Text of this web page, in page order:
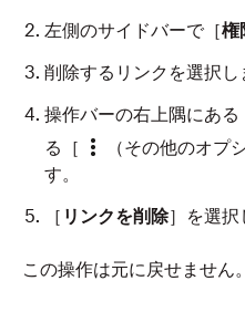
左側のサイドバーで［権
削除するリンクを選択し
操作バーの右上隅にある
る［
（その他のオプ
す。
［ リンクを削除］を選択
この操作は元に戻せません。